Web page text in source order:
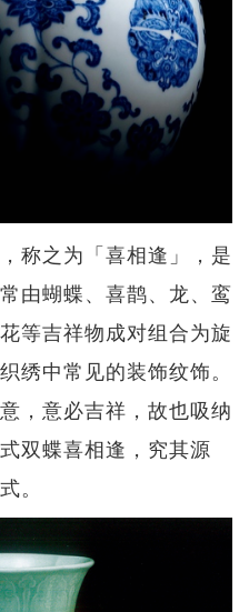
称之为「喜相逢」，是
由蝴蝶、喜鹊、龙、鸾
等吉祥物成对组合为旋
绣中常见的装饰纹饰。
，意必吉祥，故也吸纳
双蝶喜相逢，究其源
。